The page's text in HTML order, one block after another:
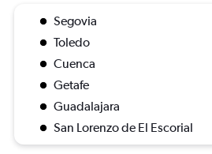
Segovia
Toledo
Cuenca
Getafe
Guadalajara
San Lorenzo de El Escorial